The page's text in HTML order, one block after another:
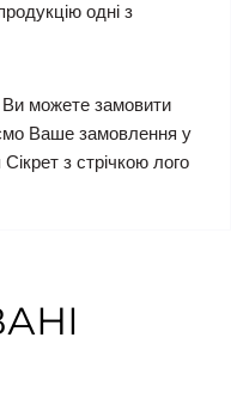
одні з
можете замовити
Ваше замовлення у
з стрічкою лого